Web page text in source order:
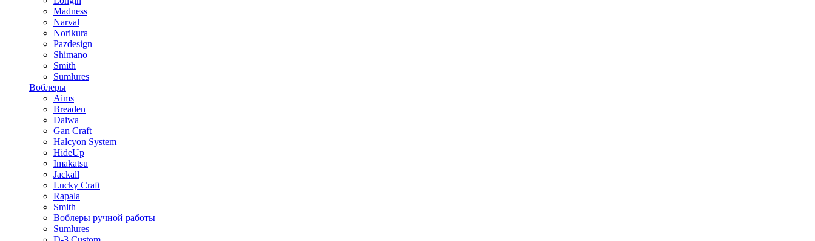
Madness
Narval
Norikura
Pazdesign
Shimano
Smith
Sumlures
Воблеры
Aims
Breaden
Daiwa
Gan Craft
Halcyon System
HideUp
Imakatsu
Jackall
Lucky Craft
Rapala
Smith
Воблеры ручной работы
Sumlures